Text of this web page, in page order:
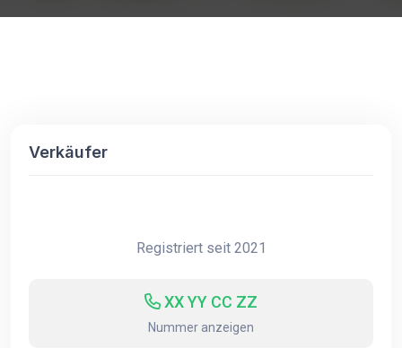
Verkäufer
Registriert seit 2021
XX YY CC ZZ
Nummer anzeigen